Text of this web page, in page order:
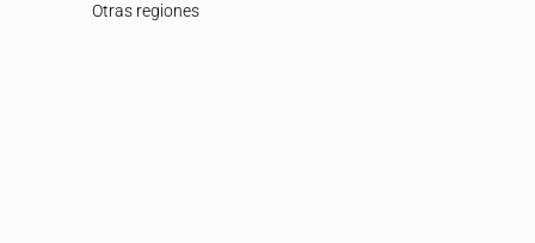
Otras regiones